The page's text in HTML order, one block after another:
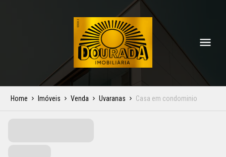
Home Imóveis Venda Uvaranas Casa em condominio